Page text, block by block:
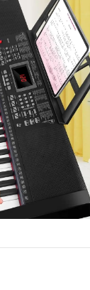
Click to enlarge